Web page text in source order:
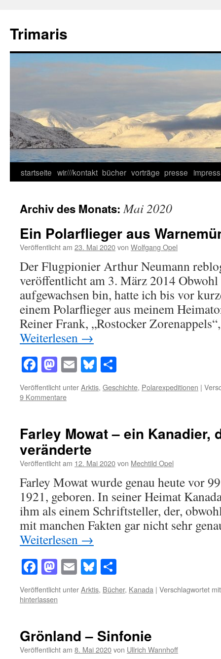
springen
Trimaris
startseite wir///kontakt bücher vorträge presse
Archiv des Monats:Mai 2020
Ein Polarflieger aus
Veröffentlicht am 23. Mai 2020von Wolfgang Opel
Der Flugpionier Arthur Neumann
veröffentlicht am 3. März 2014
aufgewachsen bin, hatte ich bis vor
einem Polarflieger aus meinem
Reiner Frank, „Rostocker
Weiterlesen →
Facebook
Mastodon
EmailBluesky
Veröffentlicht unterArktis, Geschichte, Polarexpeditionen |
9 Kommentare
Farley Mowat – ein Kanadier,
veränderte
Veröffentlicht am 12. Mai 2020von Mechtild Opel
Farley Mowat wurde genau heute vor
1921, geboren. In seiner Heimat
ihm als einem Schriftsteller, der,
mit manchen Fakten gar nicht sehr
Weiterlesen →
Facebook
Mastodon
EmailBluesky
Veröffentlicht unterArktis, Bücher, Kanada | Verschlagwortet mit
hinterlassen
Grönland – Sinfonie
Veröffentlicht am 8. Mai 2020von Ullrich Wannhoff